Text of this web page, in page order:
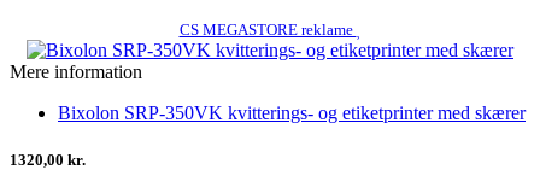
CS MEGASTORE reklame
Mere information
Bixolon SRP-350VK kvitterings- og etiketprinter med skærer
1320,00 kr.